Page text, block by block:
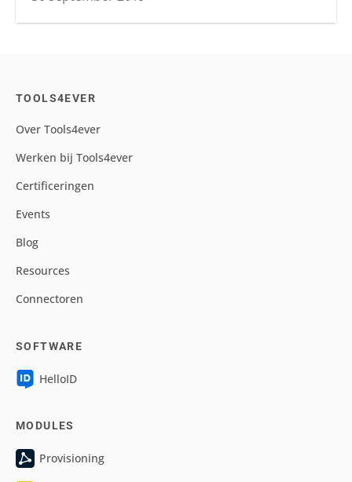
TOOLS4EVER
Over Tools4ever
Werken bij Tools4ever
Certificeringen
Events
Blog
Resources
Connectoren
SOFTWARE
HelloID
MODULES
Provisioning